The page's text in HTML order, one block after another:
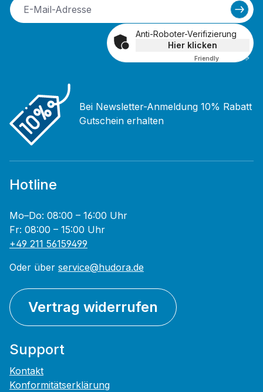
Anti-Roboter-Verifizierung
Hier klicken
Friendly Captcha ⇗
Bei Newsletter-Anmeldung 10% Rabatt
Gutschein erhalten
Hotline
Mo–Do: 08:00 – 16:00 Uhr
Fr: 08:00 – 15:00 Uhr
+49 211 56159499
Oder über service@hudora.de
Vertrag widerrufen
Support
Kontakt
Konformitätserklärung